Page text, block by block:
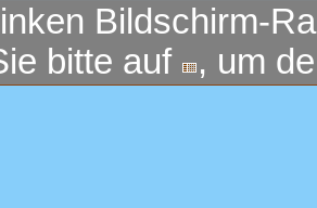
Bildschirm-
bitte auf
, um